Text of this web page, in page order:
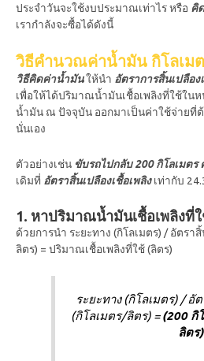
ประจำวันจะใช้งบประมาณเท่าไร หรือ คิ
เรากำลังจะซื้อได้ดังนี้
วิธีคำนวณค่าน้ำมัน กิโลเม
วิธีคิดค่าน้ำมันให้นำ อัตราการสิ้นเปลือง
เพื่อให้ได้ปริมาณน้ำมันเชื้อเพลิงที่ใช้ใน
น้ำมัน ณ ปัจจุบัน ออกมาเป็นค่าใช้จ่ายที่ต้
นั่นเอง
ตัวอย่างเช่น ขับรถไปกลับ 200 กิโลเมต
เดิมที่ อัตราสิ้นเปลืองเชื้อเพลิง เท่ากับ
1. หาปริมาณน้ำมันเชื้อเพลิงที่
ด้วยการนำ ระยะทาง (กิโลเมตร) /อัตราสิ้
ลิตร) = ปริมาณเชื้อเพลิงที่ใช้ (ลิตร)
ระยะทาง (กิโลเมตร) / อั
(กิโลเมตร/ลิตร) =(200 กิ
ลิตร)